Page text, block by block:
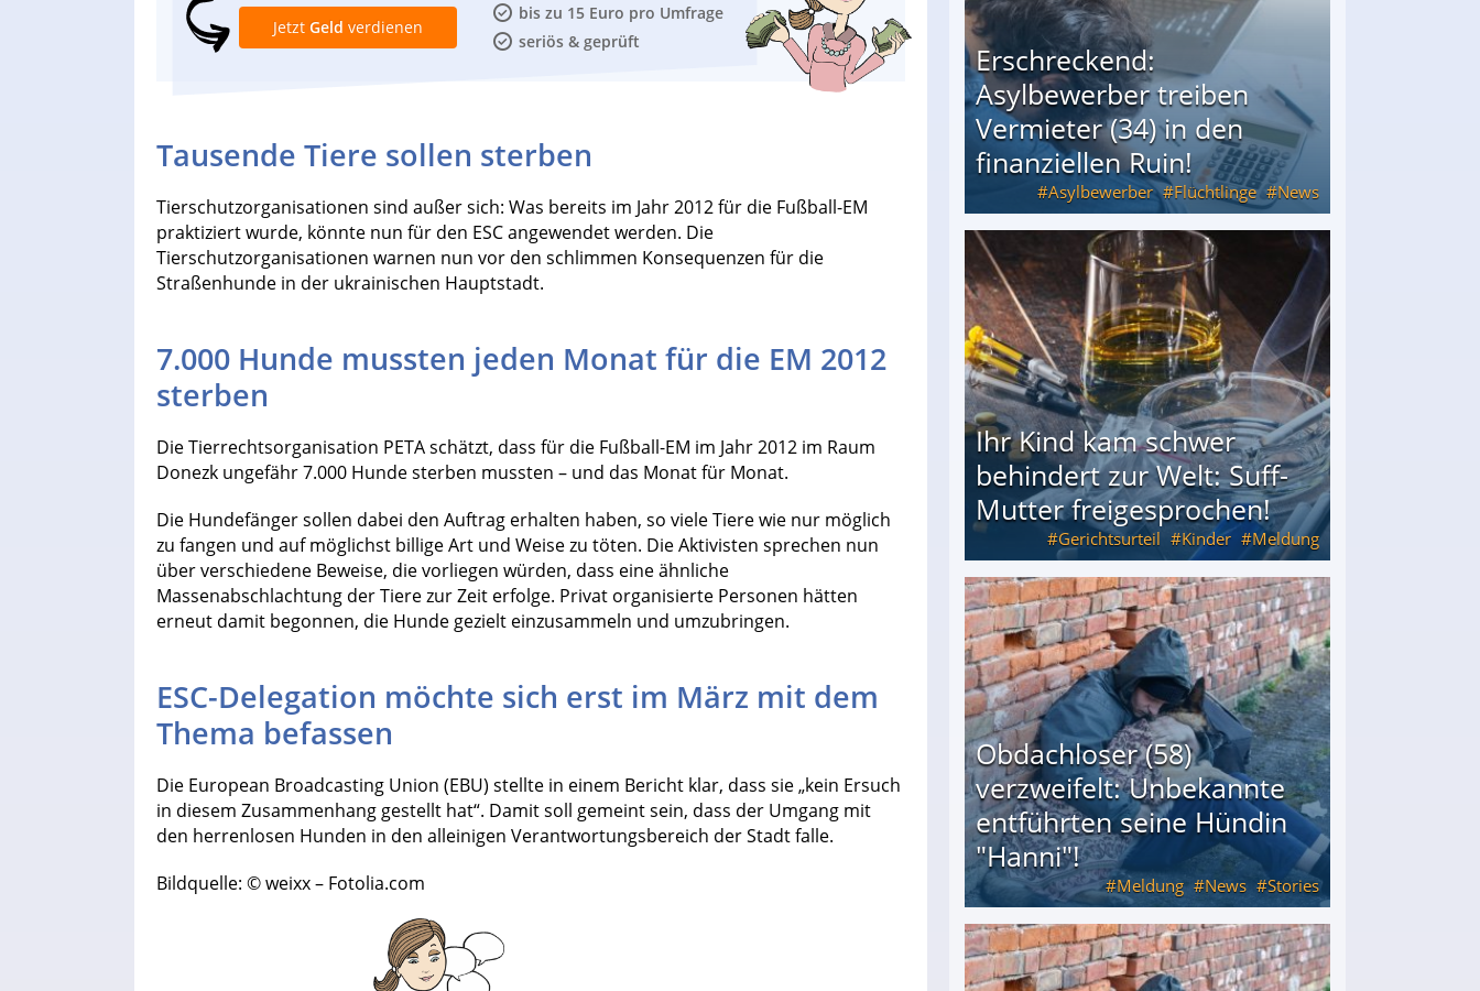
bis zu 15 Euro pro Umfrage
seriös & geprüft
Jetzt Geld verdienen
Tausende Tiere sollen sterben
Tierschutzorganisationen sind außer sich: Was bereits im Jahr 2012 für die Fußball-EM
praktiziert wurde, könnte nun für den ESC angewendet werden. Die
Tierschutzorganisationen warnen nun vor den schlimmen Konsequenzen für die
Straßenhunde in der ukrainischen Hauptstadt.
7.000 Hunde mussten jeden Monat für die EM 2012
sterben
Die Tierrechtsorganisation PETA schätzt, dass für die Fußball-EM im Jahr 2012 im Raum
Donezk ungefähr 7.000 Hunde sterben mussten – und das Monat für Monat.
Die Hundefänger sollen dabei den Auftrag erhalten haben, so viele Tiere wie nur möglich
zu fangen und auf möglichst billige Art und Weise zu töten. Die Aktivisten sprechen nun
über verschiedene Beweise, die vorliegen würden, dass eine ähnliche
Massenabschlachtung der Tiere zur Zeit erfolge. Privat organisierte Personen hätten
erneut damit begonnen, die Hunde gezielt einzusammeln und umzubringen.
ESC-Delegation möchte sich erst im März mit dem
Thema befassen
Die European Broadcasting Union (EBU) stellte in einem Bericht klar, dass sie „kein Ersuch
in diesem Zusammenhang gestellt hat“. Damit soll gemeint sein, dass der Umgang mit
den herrenlosen Hunden in den alleinigen Verantwortungsbereich der Stadt falle.
Bildquelle: © weixx – Fotolia.com
Erschreckend:
Asylbewerber treiben
Vermieter (34) in den
finanziellen Ruin!
Asylbewerber Flüchtlinge News
Erschreckend: Asylbewerber treiben Vermieter (34) in den finanziellen Ruin!
Ihr Kind kam schwer
behindert zur Welt: Suff-
Mutter freigesprochen!
Gerichtsurteil Kinder Meldung
Ihr Kind kam schwer behindert zur Welt: Suff-Mutter freigesprochen!
Obdachloser (58)
verzweifelt: Unbekannte
entführten seine Hündin
"Hanni"!
Meldung News Stories
Obdachloser (58) verzweifelt: Unbekannte entführten seine Hündin "Hanni"!